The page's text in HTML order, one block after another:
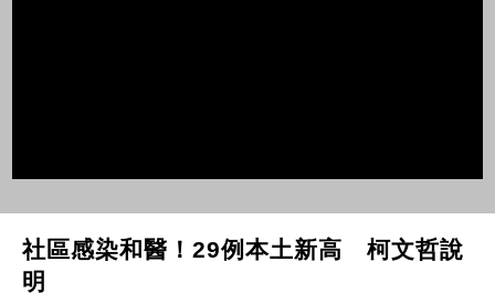
社區感染和醫！29例本土新高 柯文哲說
明